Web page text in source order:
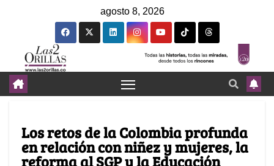
agosto 8, 2026
Los retos de la Colombia profunda
en relación con niñez y mujeres, la
reforma al SGP y la Educación